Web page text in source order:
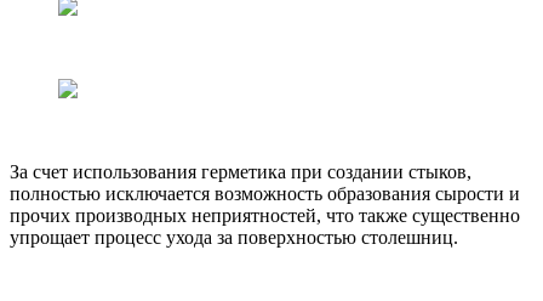
За счет использования герметика при создании стыков,
полностью исключается возможность образования сырости и
прочих производных неприятностей, что также существенно
упрощает процесс ухода за поверхностью столешниц.